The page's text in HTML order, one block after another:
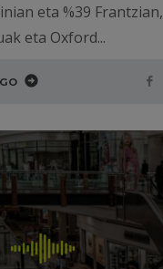
eta %39 Frantzian,
eta Oxford...